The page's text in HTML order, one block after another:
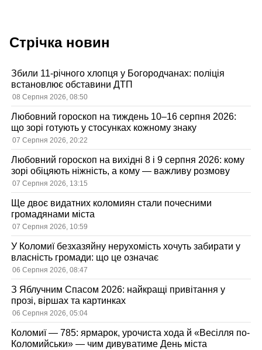
Стрічка новин
Збили 11-річного хлопця у Богородчанах: поліція
встановлює обставини ДТП
08 Серпня 2026, 08:50
Любовний гороскоп на тиждень 10–16 серпня 2026:
що зорі готують у стосунках кожному знаку
07 Серпня 2026, 20:22
Любовний гороскоп на вихідні 8 і 9 серпня 2026: кому
зорі обіцяють ніжність, а кому — важливу розмову
07 Серпня 2026, 13:15
Ще двоє видатних коломиян стали почесними
громадянами міста
07 Серпня 2026, 10:59
У Коломиї безхазяйну нерухомість хочуть забирати у
власність громади: що це означає
06 Серпня 2026, 08:47
З Яблучним Спасом 2026: найкращі привітання у
прозі, віршах та картинках
06 Серпня 2026, 05:04
Коломиї — 785: ярмарок, урочиста хода й «Весілля по-
Коломийськи» — чим дивуватиме День міста